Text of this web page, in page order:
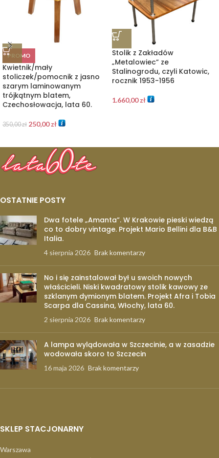
PROMO
Kwietnik/mały
stoliczek/pomocnik z jasno
szarym laminowanym
trójkątnym blatem,
Czechosłowacja, lata 60.
350,00zł 250,00zł
Stolik z Zakładów
„Metalowiec” ze
Stalinogrodu, czyli Katowic,
rocznik 1953-1956
1.660,00zł
OSTATNIE POSTY
Dwa fotele „Amanta”. W Krakowie pieski wiedzą
co to dobry vintage. Projekt Mario Bellini dla B&B
Italia.
4 sierpnia 2026 Brak komentarzy
No i się zainstalował był u swoich nowych
właścicieli. Niski kwadratowy stolik kawowy ze
szklanym dymionym blatem. Projekt Afra i Tobia
Scarpa dla Cassina, Włochy, lata 60.
2 sierpnia 2026 Brak komentarzy
A lampa wylądowała w Szczecinie, a w zasadzie
wodowała skoro to Szczecin
16 maja 2026 Brak komentarzy
SKLEP STACJONARNY
Warszawa